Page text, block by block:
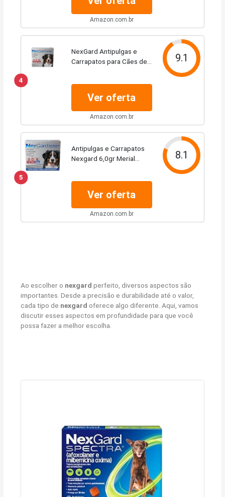
Amazon.com.br
4
NexGard Antipulgas e
Carrapatos para Cães de
9.1
Ver oferta
Amazon.com.br
5
Antipulgas e Carrapatos
Nexgard 6,0gr Merial
8.1
Ver oferta
Amazon.com.br
Ao escolher o nexgard perfeito, diversos aspectos são
importantes. Desde a precisão e durabilidade até o valor,
cada tipo de nexgard oferece algo diferente. Aqui, vamos
discutir esses aspectos em profundidade para que você
possa fazer a melhor escolha.